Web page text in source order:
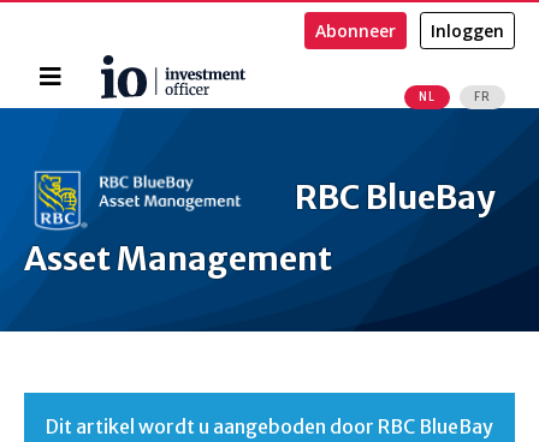
Home
NL FR
Abonneer Inloggen
RBC BlueBay
Asset Management
Dit artikel wordt u aangeboden door RBC BlueBay